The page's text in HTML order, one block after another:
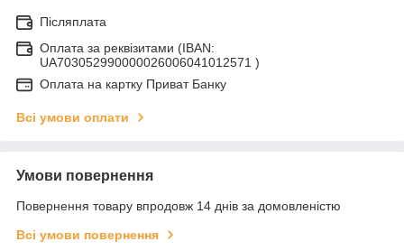
Післяплата
Оплата за реквізитами (IBAN:
UA703052990000026006041012571 )
Оплата на картку Приват Банку
Всі умови оплати
Умови повернення
Повернення товару впродовж 14 днів за домовленістю
Всі умови повернення